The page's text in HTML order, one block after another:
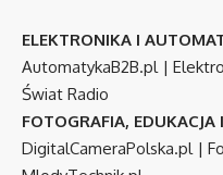
ELEKTRONIKA I
AutomatykaB2B.pl|
Świat Radio
FOTOGRAFIA, EDUKACJA
DigitalCameraPolska.pl|